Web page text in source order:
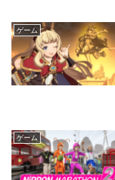
ゲーム
ゲーム